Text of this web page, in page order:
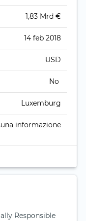
1,83 Mrd €
14 feb 2018
USD
No
Luxemburg
informazione
Responsible